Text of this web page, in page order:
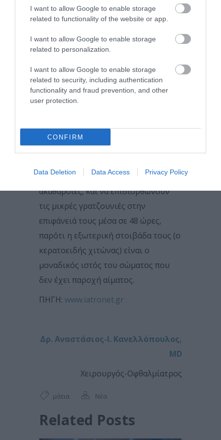
I want to allow Google to enable storage
related to functionality of the website or app.
I want to allow Google to enable storage
related to personalization.
I want to allow Google to enable storage
related to security, including authentication
functionality and fraud prevention, and other
user protection.
CONFIRM
Data Deletion Data Access Privacy Policy
οπτικό νεύρο είναι πάρα πολύ
πολύπλοκο και ευαίσθητο
(υπολογίζεται ότι διαθέτει πάνω από
1 εκατομμύριο νευρικές ίνες που
συνδέουν το μάτι με το κέντρο της
όρασης στον εγκέφαλο). Επιπλέον, οι
επιστήμονες δεν έχουν βρει τρόπο
αμφιβληστροειδικά κύτταρα
10. Επουλώνονται πολύ γρήγορα.
διηθούν την σκόνη και τις
ακαθαρσίες, και να επιδιορθώνουν
τις μικρές γρατζουνιές στην
επιφάνειά τους μέσα σε 48 ώρες,
παρότι η εξωτερική στοιβάδα τους (ο
κερατοειδής χιτώνας) είναι ο
μοναδικός ιστός του σώματος που
δεν έχει παροχή αίματος.
ΠΗΓΗ: www.iatronet.gr
Δρ. Αναστάσιος-Ι. Κανελλόπουλος,
MD
Χειρουργός-Οφθαλμίατρος
μάτια Νέα
Related Posts